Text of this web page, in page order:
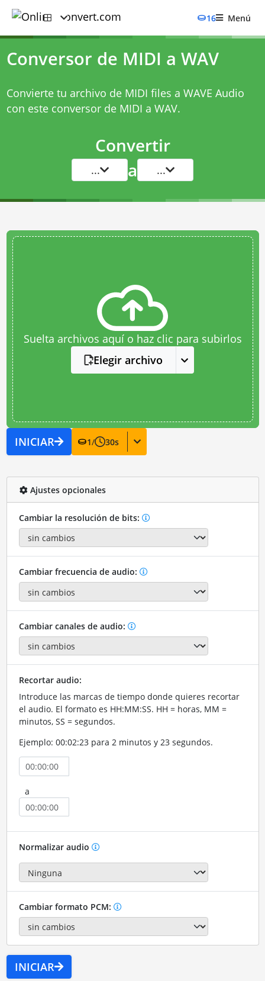
16 Menú
Conversor de MIDI a WAV
Convierte tu archivo de MIDI files a WAVE Audio
con este conversor de MIDI a WAV.
Convertir
... a ...
Suelta archivos aquí o haz clic para subirlos
Elegir archivo
INICIAR 1/ 30s
Ajustes opcionales
Cambiar la resolución de bits:
Cambiar frecuencia de audio:
Cambiar canales de audio:
Recortar audio:
Introduce las marcas de tiempo donde quieres recortar
el audio. El formato es HH:MM:SS. HH = horas, MM =
minutos, SS = segundos.
Ejemplo: 00:02:23 para 2 minutos y 23 segundos.
a
Normalizar audio
Cambiar formato PCM:
INICIAR